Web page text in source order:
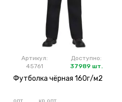
Артикул:
45761
Доступно:
37989 шт.
Футболка чёрная 160г/м2